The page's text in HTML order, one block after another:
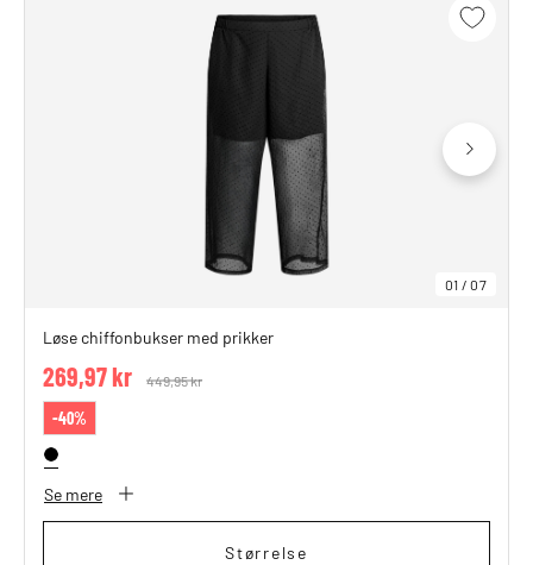
01 /07
Løse chiffonbukser med prikker
Price reduced from
449,95 kr
269,97 kr
-40%
Se mere
Størrelse